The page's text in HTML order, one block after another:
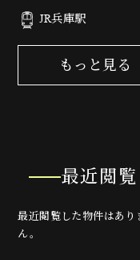
JR兵庫駅
もっと見る
最近閲
最近閲覧した物件はあり
ん。